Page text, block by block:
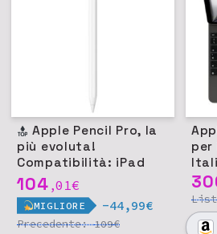
Apple Pencil Pro, la
più evoluta!
Compatibilità: iPad
Pro 11/13 M4, iPad Air
11/13 M2, iPad mini
(A17 Pro)
104 ,01€
MIGLIORE -44,99€
Precedente:109€
per